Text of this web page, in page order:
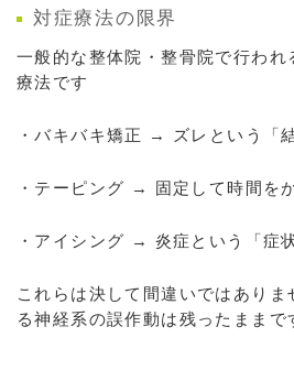
対症療法の限界
一般的な整体院・整骨院で行われ
療法です
・バキバキ矯正 → ズレという「
・テーピング → 固定して時間を
・アイシング → 炎症という「症
これらは決して間違いではあり
る神経系の誤作動は残ったままで